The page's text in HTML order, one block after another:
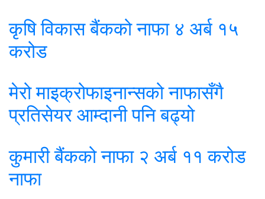
कृषि विकास बैंकको नाफा ४ अर्ब १५
करोड
मेरो माइक्रोफाइनान्सको नाफासँगै
प्रतिसेयर आम्दानी पनि बढ्यो
कुमारी बैंकको नाफा २ अर्ब ११ करोड
नाफा